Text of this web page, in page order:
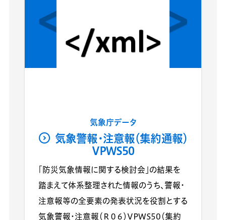
気象庁データ
気象警報・注意報（集約通報）
VPWS50
「防災気象情報に関する検討会」の結果を
踏まえて体系整理された情報のうち、警報・
注意報等の全要素の発表状況を役割とする
気象警報・注意報（Ｒ０６）VPWS50（集約